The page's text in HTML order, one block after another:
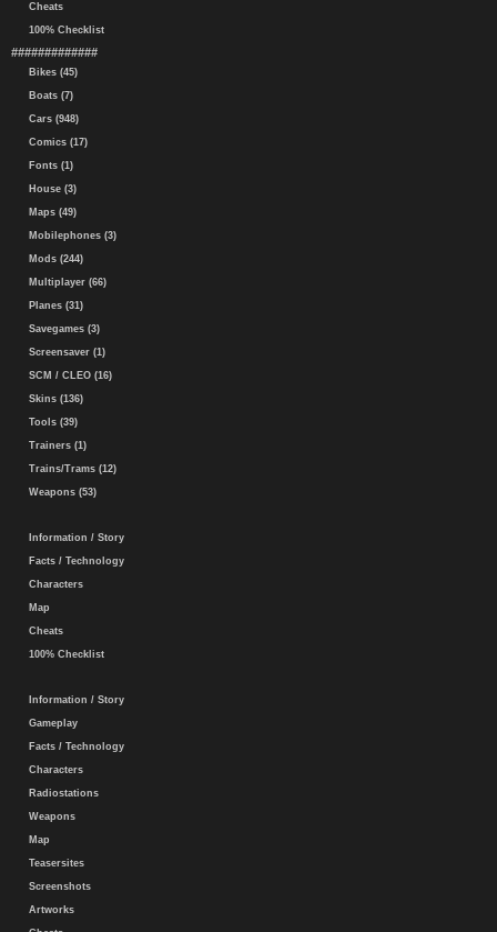
Cheats
100% Checklist
#############
Bikes (45)
Boats (7)
Cars (948)
Comics (17)
Fonts (1)
House (3)
Maps (49)
Mobilephones (3)
Mods (244)
Multiplayer (66)
Planes (31)
Savegames (3)
Screensaver (1)
SCM / CLEO (16)
Skins (136)
Tools (39)
Trainers (1)
Trains/Trams (12)
Weapons (53)
Information / Story
Facts / Technology
Characters
Map
Cheats
100% Checklist
Information / Story
Gameplay
Facts / Technology
Characters
Radiostations
Weapons
Map
Teasersites
Screenshots
Artworks